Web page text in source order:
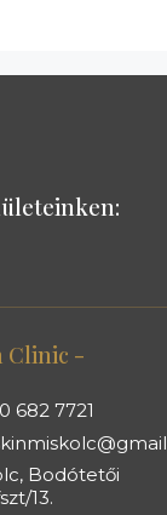
Clinic -
682 7721
Bodótetői
13.